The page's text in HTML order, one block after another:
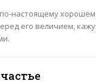
настоящему
его величием,